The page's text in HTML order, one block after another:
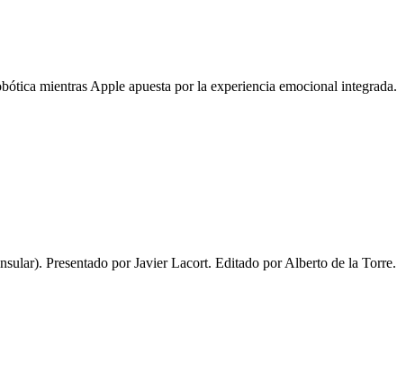
mientras Apple apuesta por la experiencia emocional integrada.
Presentado por Javier Lacort. Editado por Alberto de la Torre.